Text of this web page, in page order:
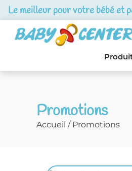
Le meilleur pour votre bébé et
Promotions
Accueil / Promotions